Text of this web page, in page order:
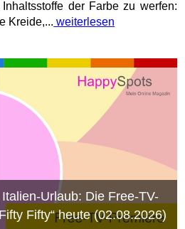
der Farbe zu werfen:
Kreide,... weiterlesen
Urlaub: Die Free-TV-
Fifty“ heute (02.08.2026)